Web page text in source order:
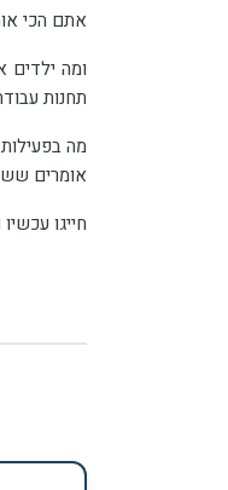
אתם הכי
תחנות עבודה מתוקות, וכל זה בשילוב מדריכים מתוקים אשר יקבלו
אומרים ששוקולד טוב לזיכרון, ובכן זה הולך להיות אירוע בר/בת מצווה שילדכם ואורחיהם יזכרו טוב טוב במשך הרבה זמן.
חייגו